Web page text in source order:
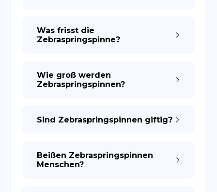
Was frisst die
Zebraspringspinne?
Wie groß werden
Zebraspringspinnen?
Sind Zebraspringspinnen giftig?
Beißen Zebraspringspinnen
Menschen?